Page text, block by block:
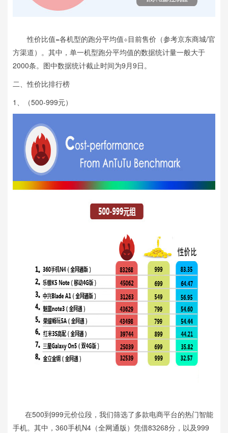
性价比值=各机型的跑分平均值÷目前售价（参考京东商城/官
方渠道）。其中，单一机型跑分平均值的数据统计量一般大于
2000条。图中数据统计截止时间为9月9日。
二、性价比排行榜
1、（500-999元）
在500到999元价位段，我们筛选了多款电商平台的热门智能
手机。其中，360手机N4（全网通版）凭借83268分，以及999